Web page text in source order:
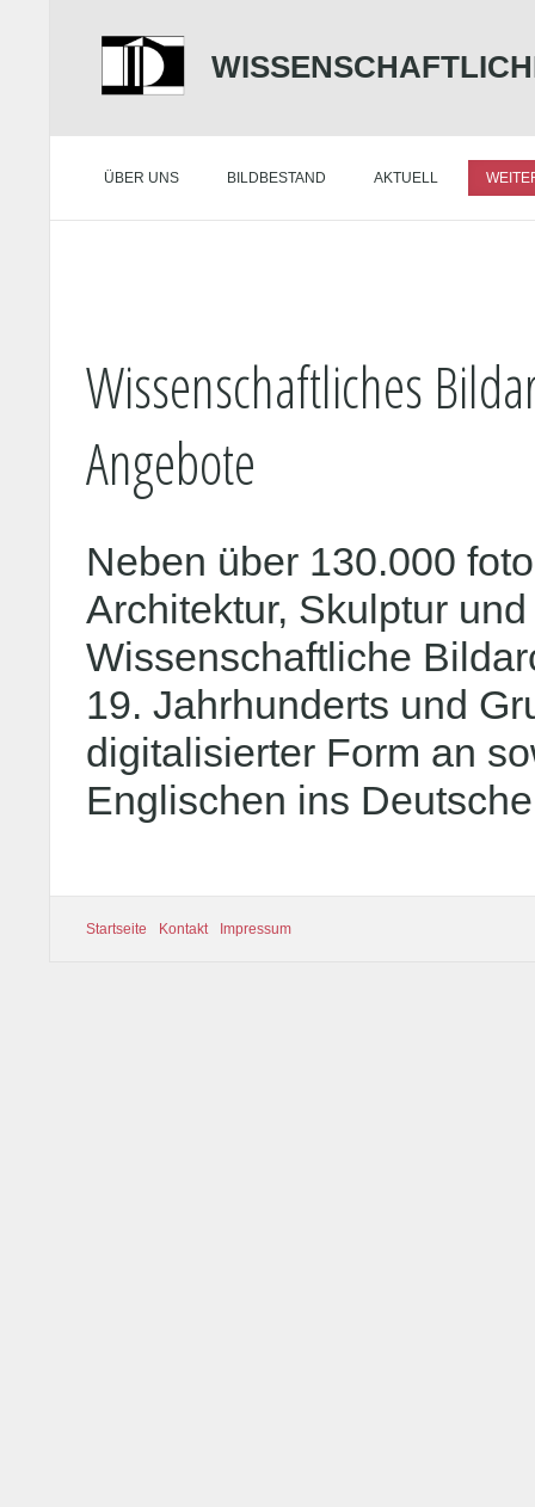
ÜBER UNS BILDBESTAND AKTUELL
Wissenschaftliches
Angebote
Neben über 130.000
Architektur, Skulptur
Wissenschaftliche
19. Jahrhunderts und
digitalisierter Form an
Englischen ins
Startseite Kontakt Impressum